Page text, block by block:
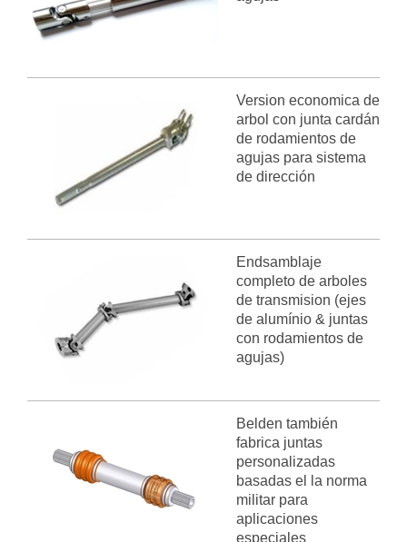
Version economica de
arbol con junta cardán
de rodamientos de
agujas para sistema
de dirección
Endsamblaje
completo de arboles
de transmision (ejes
de alumínio & juntas
con rodamientos de
agujas)
Belden también
fabrica juntas
personalizadas
basadas el la norma
militar para
aplicaciones
especiales